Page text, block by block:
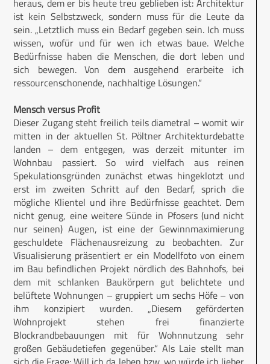
heraus, dem er bis heute treu geblieben ist: Architektur
ist kein Selbstzweck, sondern muss für die Leute da
sein. „Letztlich muss ein Bedarf gegeben sein. Ich muss
wissen, wofür und für wen ich etwas baue. Welche
Bedürfnisse haben die Menschen, die dort leben und
sich bewegen. Von dem ausgehend erarbeite ich
ressourcenschonende, nachhaltige Lösungen.“
Mensch versus Profit
Dieser Zugang steht freilich teils diametral – womit wir
mitten in der aktuellen St. Pöltner Architekturdebatte
landen – dem entgegen, was derzeit mitunter im
Wohnbau passiert. So wird vielfach aus reinen
Spekulationsgründen zunächst etwas hingeklotzt und
erst im zweiten Schritt auf den Bedarf, sprich die
mögliche Klientel und ihre Bedürfnisse geachtet. Dem
nicht genug, eine weitere Sünde in Pfosers (und nicht
nur seinen) Augen, ist eine der Gewinnmaximierung
geschuldete Flächenausreizung zu beobachten. Zur
Visualisierung präsentiert er ein Modellfoto von einem
im Bau befindlichen Projekt nördlich des Bahnhofs, bei
dem mit schlanken Baukörpern gut belichtete und
belüftete Wohnungen – gruppiert um sechs Höfe – von
ihm konzipiert wurden. „Diesem geförderten
Wohnprojekt stehen frei finanzierte
Blockrandbebauungen mit für Wohnnutzung sehr
großen Gebäudetiefen gegenüber.“ Als Laie stellt man